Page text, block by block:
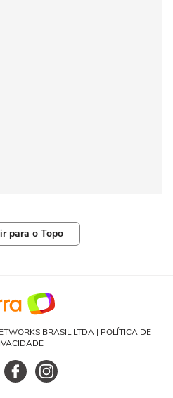
para o Topo
BRASIL LTDA | POLÍTICA DE